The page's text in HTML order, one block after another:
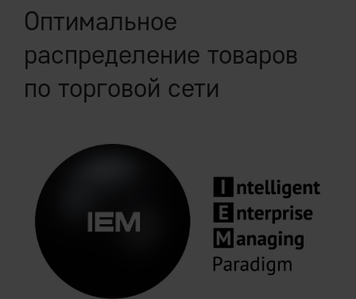
Оптимальное
распределение товаров
по торговой сети